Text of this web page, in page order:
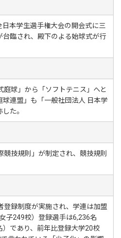
本学生選手権大会の開会式に三
臨され、殿下のよる始球式が行
球」から「ソフトテニス」へと
連盟」も「一般社団法人 日本学
た。
技規則」が制定され、競技規則
登録制度が実施され、学連は加盟
子249校）登録選手は6,236名
）であり、前年比登録大学20校